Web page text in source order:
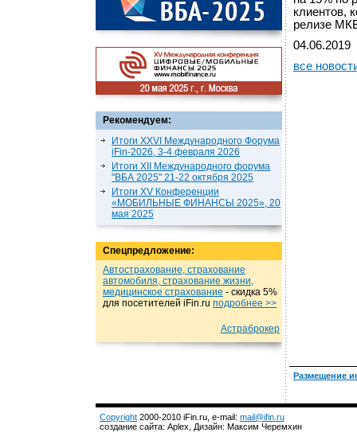
Рекомендуем:
Итоги XXVI Международного Форума
iFin-2026, 3-4 февраля 2026
Итоги XII Международного форума
"ВБА 2025" 21-22 октября 2025
Итоги XV Конференции
«МОБИЛЬНЫЕ ФИНАНСЫ 2025», 20
мая 2025
Спецпредложение:
Автострахование, страхование
автомобиля, страхование жизни,
медицинское страхование - cкидка 5%
для посетителей iFin.ru подробнеe >>
Астраброкер
клиентов,
релизе
04.06.2019
все
Размещение
Copyright 2000-2010 iFin.ru, e-mail: mail@ifin.ru
создание сайта: Aplex, Дизайн: Максим Черемхин